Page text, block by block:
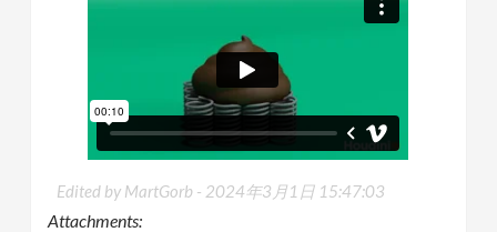
Edited by MartGorb - 2024年3月1日 15:47:03
Attachments: